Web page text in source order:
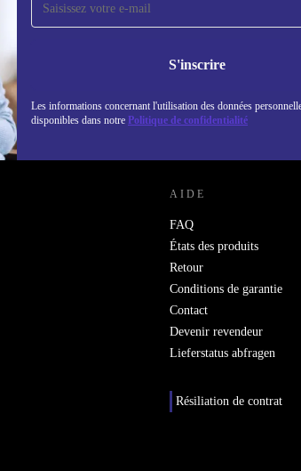
S'inscrire
Les informations concernant l'utilisation des données
disponibles dans notre Politique de confidentialité
par mail
plus aucune offre.
Retrouvez les informations
politique de confidentialité
- RETHINK NEW.
AIDE
FAQ
États des produits
Retour
Conditions de garantie
Contact
Devenir revendeur
Lieferstatus abfragen
Résiliation de contrat